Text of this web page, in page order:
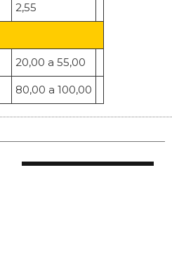
2,55
20,00 a 55,00
80,00 a 100,00